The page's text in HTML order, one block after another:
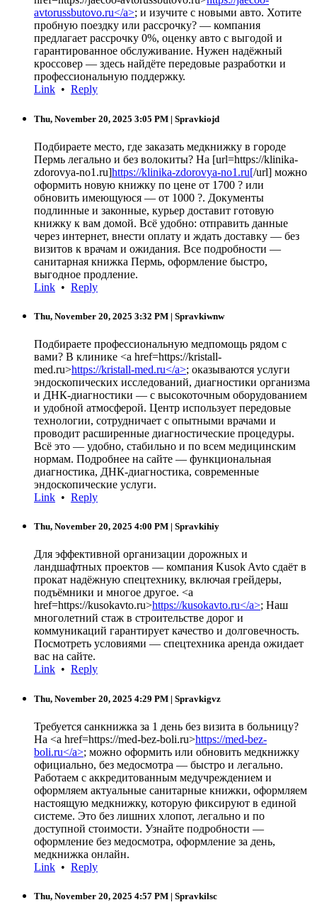
avtorussbutovo.ru</a>; и изучите с новыми авто. Хотите
пробную поездку или рассрочку? — компания
предлагает рассрочку 0%, оценку авто с выгодой и
гарантированное обслуживание. Нужен надёжный
кроссовер — здесь найдёте передовые разработки и
профессиональную поддержку.
Link • Reply
Thu, November 20, 2025 3:05 PM | Spravkiojd
Подбираете место, где заказать медкнижку в городе
Пермь легально и без волокиты? На [url=https://klinika-
zdorovya-no1.ru]https://klinika-zdorovya-no1.ru[/url] можно
оформить новую книжку по цене от 1700 ? или
обновить имеющуюся — от 1000 ?. Документы
подлинные и законные, курьер доставит готовую
книжку к вам домой. Всё удобно: отправить данные
через интернет, внести оплату и ждать доставку — без
визитов к врачам и ожидания. Все подробности —
санитарная книжка Пермь, оформление быстро,
выгодное продление.
Link • Reply
Thu, November 20, 2025 3:32 PM | Spravkiwnw
Подбираете профессиональную медпомощь рядом с
вами? В клинике <a href=https://kristall-
med.ru>https://kristall-med.ru</a>; оказываются услуги
эндоскопических исследований, диагностики организма
и ДНК-диагностики — с высокоточным оборудованием
и удобной атмосферой. Центр использует передовые
технологии, сотрудничает с опытными врачами и
проводит расширенные диагностические процедуры.
Всё это — удобно, стабильно и по всем медицинским
нормам. Подробнее на сайте — функциональная
диагностика, ДНК-диагностика, современные
эндоскопические услуги.
Link • Reply
Thu, November 20, 2025 4:00 PM | Spravkihiy
Для эффективной организации дорожных и
ландшафтных проектов — компания Kusok Avto сдаёт в
прокат надёжную спецтехнику, включая грейдеры,
подъёмники и многое другое. <a
href=https://kusokavto.ru>https://kusokavto.ru</a>; Наш
многолетний стаж в строительстве дорог и
коммуникаций гарантирует качество и долговечность.
Посмотреть условиями — спецтехника аренда ожидает
вас на сайте.
Link • Reply
Thu, November 20, 2025 4:29 PM | Spravkigvz
Требуется санкнижка за 1 день без визита в больницу?
На <a href=https://med-bez-boli.ru>https://med-bez-
boli.ru</a>; можно оформить или обновить медкнижку
официально, без медосмотра — быстро и легально.
Работаем с аккредитованным медучреждением и
оформляем актуальные санитарные книжки, оформляем
настоящую медкнижку, которую фиксируют в единой
системе. Это без лишних хлопот, легально и по
доступной стоимости. Узнайте подробности —
оформление без медосмотра, оформление за день,
медкнижка онлайн.
Link • Reply
Thu, November 20, 2025 4:57 PM | Spravkilsc